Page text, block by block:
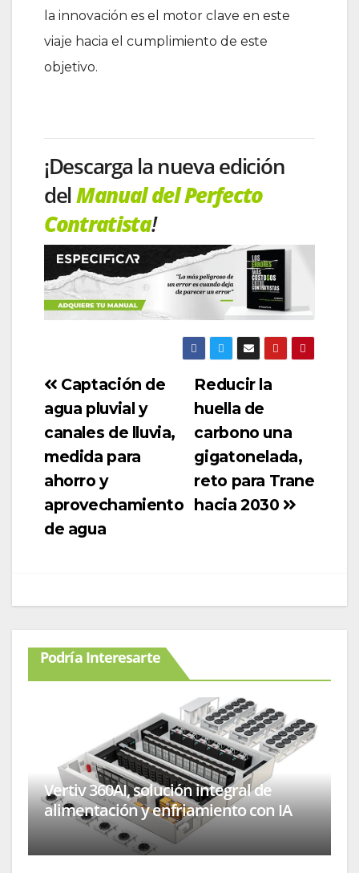
la innovación es el motor clave en este
viaje hacia el cumplimiento de este
objetivo.
¡Descarga la nueva edición
delManual del Perfecto
Contratista!
Reducir la
huella de
carbono una
gigatonelada,
reto para Trane
hacia 2030
Captación de
agua pluvial y
canales de lluvia,
medida para
ahorro y
aprovechamiento
de agua
Podría Interesarte
Vertiv 360AI, solución integral de
alimentación y enfriamiento con IA